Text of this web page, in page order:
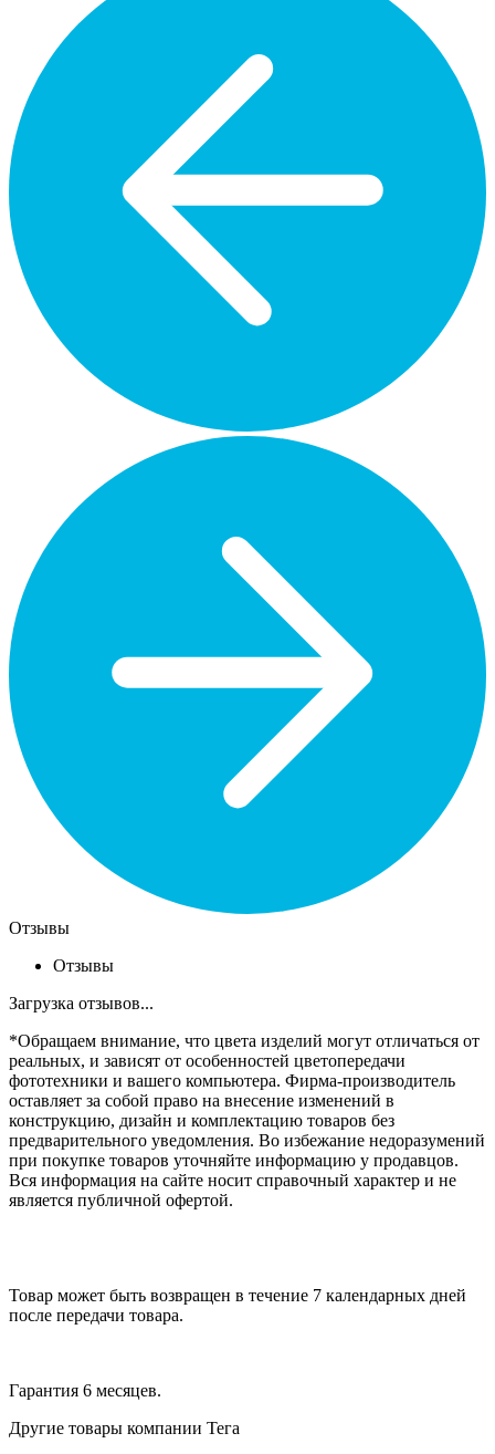
Отзывы
Отзывы
Загрузка отзывов...
*Обращаем внимание, что цвета изделий могут отличаться от
реальных, и зависят от особенностей цветопередачи
фототехники и вашего компьютера. Фирма-производитель
оставляет за собой право на внесение изменений в
конструкцию, дизайн и комплектацию товаров без
предварительного уведомления. Во избежание недоразумений
при покупке товаров уточняйте информацию у продавцов.
Вся информация на сайте носит справочный характер и не
является публичной офертой.
Товар может быть возвращен в течение 7 календарных дней
после передачи товара.
Гарантия 6 месяцев.
Другие товары компании Тега